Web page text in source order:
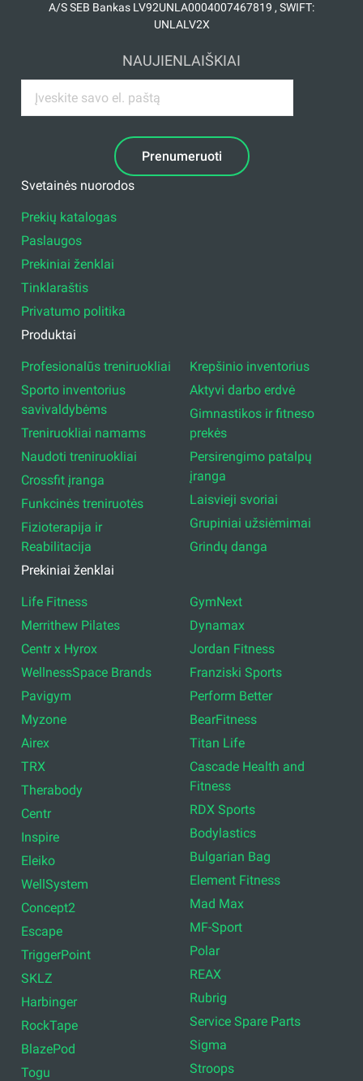
A/S SEB Bankas LV92UNLA0004007467819 , SWIFT:
UNLALV2X
NAUJIENLAIŠKIAI
Prenumeruoti
Svetainės nuorodos
Prekių katalogas
Paslaugos
Prekiniai ženklai
Tinklaraštis
Privatumo politika
Produktai
Profesionalūs treniruokliai
Sporto inventorius
savivaldybėms
Treniruokliai namams
Naudoti treniruokliai
Crossfit įranga
Funkcinės treniruotės
Fizioterapija ir
Reabilitacija
Krepšinio inventorius
Aktyvi darbo erdvė
Gimnastikos ir fitneso
prekės
Persirengimo patalpų
įranga
Laisvieji svoriai
Grupiniai užsiėmimai
Grindų danga
Prekiniai ženklai
Life Fitness
Merrithew Pilates
Centr x Hyrox
WellnessSpace Brands
Pavigym
Myzone
Airex
TRX
Therabody
Centr
Inspire
Eleiko
WellSystem
Concept2
Escape
TriggerPoint
SKLZ
Harbinger
RockTape
BlazePod
Togu
GymNext
Dynamax
Jordan Fitness
Franziski Sports
Perform Better
BearFitness
Titan Life
Cascade Health and
Fitness
RDX Sports
Bodylastics
Bulgarian Bag
Element Fitness
Mad Max
MF-Sport
Polar
REAX
Rubrig
Service Spare Parts
Sigma
Stroops